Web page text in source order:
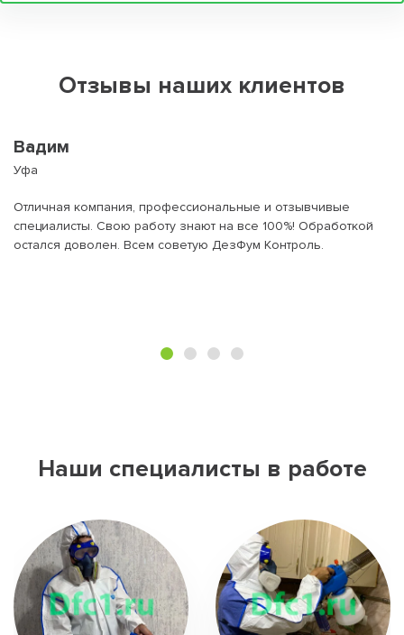
Отзывы наших клиентов
Вадим
Уфа
Отличная компания, профессиональные и отзывчивые
специалисты. Свою работу знают на все 100%! Обработкой
остался доволен. Всем советую ДезФум Контроль.
Наши специалисты в работе